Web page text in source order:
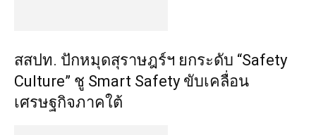
สสปท. ปักหมุดสุราษฎร์ฯ ยกระดับ “Safety
Culture” ชู Smart Safety ขับเคลื่อน
เศรษฐกิจภาคใต้